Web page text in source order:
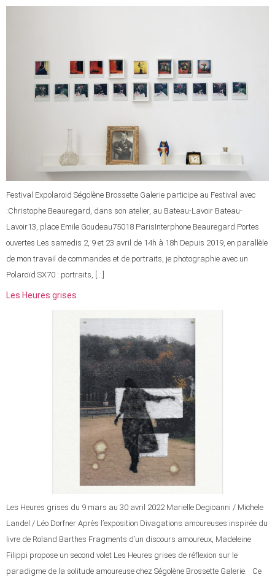
Festival Expolaroid Ségolène Brossette Galerie participe au Festival avec
:Christophe Beauregard, dans son atelier, au Bateau-Lavoir Bateau-
Lavoir13, place Emile Goudeau75018 ParisInterphone Beauregard Portes
ouvertes Les samedis 2, 9 et 23 avril de 14h à 18h Depuis 2019, en parallèle
de mon travail de commandes et de portraits, je photographie avec un
Polaroïd SX70 : portraits, […]
Les Heures grises
Les Heures grises du 9 mars au 30 avril 2022 Marielle Degioanni / Michele
Landel / Léo Dorfner Après l’exposition Divagations amoureuses inspirée du
livre de Roland Barthes Fragments d’un discours amoureux, Madeleine
Filippi propose un second volet Les Heures grises de réflexion sur le
paradigme de la solitude amoureuse chez Ségolène Brossette Galerie. Ce